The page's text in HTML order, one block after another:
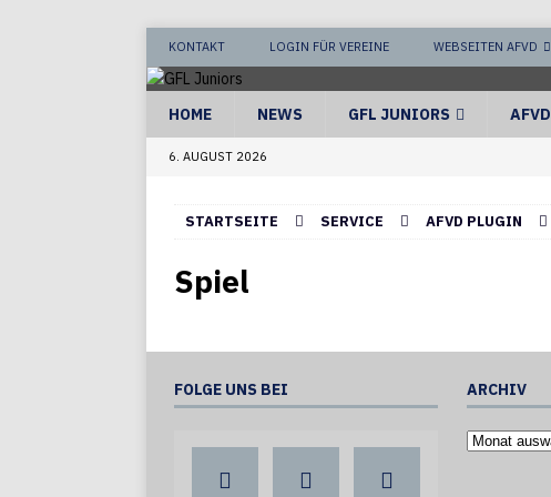
KONTAKT LOGIN FÜR VEREINE WEBSEITEN AFVD
HOME NEWS GFL JUNIORS AFVD
6. AUGUST 2026
STARTSEITE SERVICE AFVD PLUGIN
Spiel
FOLGE UNS BEI ARCHIV